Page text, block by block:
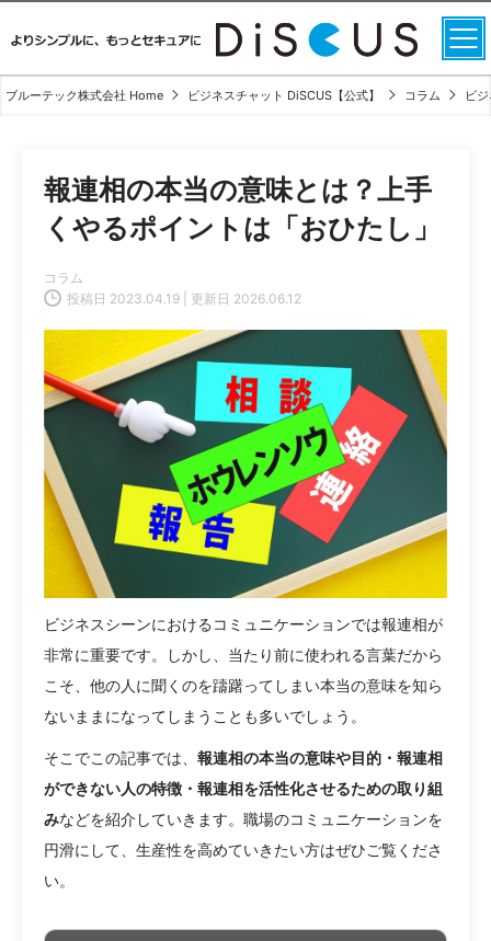
ブルーテック株式会社 Home ビジネスチャット DiSCUS【公式】 コラム ビ
報連相の本当の意味とは？上手
くやるポイントは「おひたし」
投稿日 2023.04.19 | 更新日 2026.06.12
コラム
ビジネスシーンにおけるコミュニケーションでは報連相が
非常に重要です。しかし、当たり前に使われる言葉だから
こそ、他の人に聞くのを躊躇ってしまい本当の意味を知ら
ないままになってしまうことも多いでしょう。
そこでこの記事では、 報連相の本当の意味や目的・報連相
ができない人の特徴・報連相を活性化させるための取り組
みなどを紹介していきます。職場のコミュニケーションを
円滑にして、生産性を高めていきたい方はぜひご覧くださ
い。